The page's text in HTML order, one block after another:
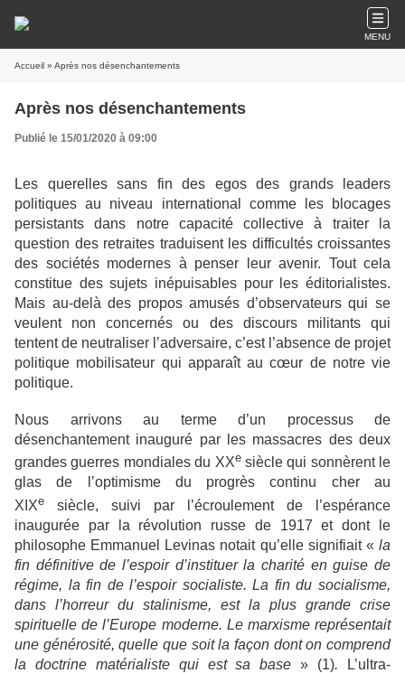
MENU
Accueil » Après nos désenchantements
Après nos désenchantements
Publié le 15/01/2020 à 09:00
Les querelles sans fin des egos des grands leaders
politiques au niveau international comme les blocages
persistants dans notre capacité collective à traiter la
question des retraites traduisent les difficultés croissantes
des sociétés modernes à penser leur avenir. Tout cela
constitue des sujets inépuisables pour les éditorialistes.
Mais au-delà des propos amusés d’observateurs qui se
veulent non concernés ou des discours militants qui
tentent de neutraliser l’adversaire, c’est l’absence de projet
politique mobilisateur qui apparaît au cœur de notre vie
politique.
Nous arrivons au terme d’un processus de
désenchantement inauguré par les massacres des deux
grandes guerres mondiales du XXesiècle qui sonnèrent le
glas de l’optimisme du progrès continu cher au
XIXe siècle, suivi par l’écroulement de l’espérance
inaugurée par la révolution russe de 1917 et dont le
philosophe Emmanuel Levinas notait qu’elle signifiait « la
fin définitive de l’espoir d’instituer la charité en guise de
régime, la fin de l’espoir socialiste. La fin du socialisme,
dans l’horreur du stalinisme, est la plus grande crise
spirituelle de l’Europe moderne. Le marxisme représentait
une générosité, quelle que soit la façon dont on comprend
la doctrine matérialiste qui est sa base » (1).
L’ultra-